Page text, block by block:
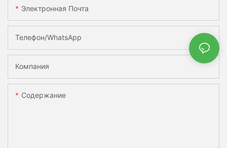
Электронная Почта
Телефон/WhatsApp
Компания
Содержание